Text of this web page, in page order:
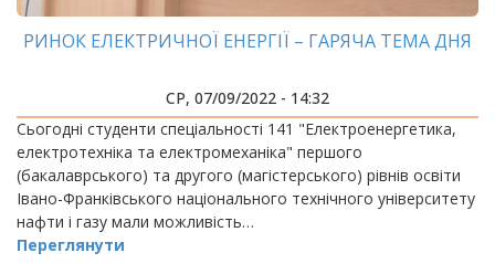
РИНОК ЕЛЕКТРИЧНОЇ ЕНЕРГІЇ – ГАРЯЧА ТЕМА ДНЯ
СР, 07/09/2022 - 14:32
Сьогодні студенти спеціальності 141 "Електроенергетика,
електротехніка та електромеханіка" першого
(бакалаврського) та другого (магістерського) рівнів освіти
Івано-Франківського національного технічного університету
нафти і газу мали можливість…
Переглянути